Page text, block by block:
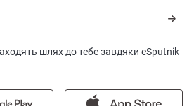
шлях до тебе завдяки eSputnik